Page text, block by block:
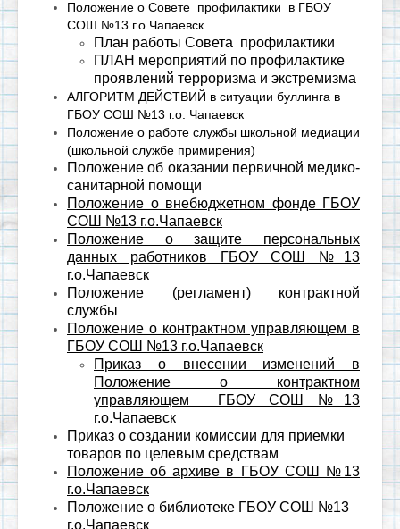
Положение о Совете профилактики в ГБОУ
СОШ №13 г.о.Чапаевск
План работы Совета профилактики
ПЛАН мероприятий по профилактике
проявлений терроризма и экстремизма
АЛГОРИТМ ДЕЙСТВИЙ в ситуации буллинга в
ГБОУ СОШ №13 г.о. Чапаевск
Положение о работе службы школьной медиации
(школьной службе примирения)
Положение об оказании первичной медико-
санитарной помощи
Положение о внебюджетном фонде ГБОУ
СОШ №13 г.о.Чапаевск
Положение о защите персональных
данных работников ГБОУ СОШ №13
г.о.Чапаевск
Положение (регламент) контрактной
службы
Положение о контрактном управляющем в
ГБОУ СОШ №13 г.о.Чапаевск
Приказ о внесении изменений в
Положение о контрактном
управляющем ГБОУ СОШ №13
г.о.Чапаевск
Приказ о создании комиссии для приемки
товаров по целевым средствам
Положение об архиве в ГБОУ СОШ №13
г.о.Чапаевск
Положение о библиотеке ГБОУ СОШ №13
г.о.Чапаевск